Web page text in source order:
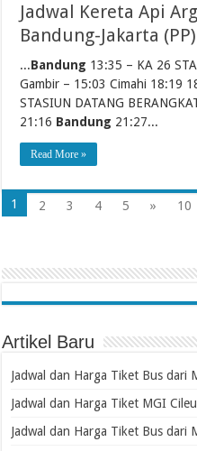
Jadwal Kereta Api
Bandung-Jakarta (PP)
...Bandung 13:35 – KA 26
Gambir – 15:03 Cimahi 18:19
STASIUN DATANG
21:16 Bandung 21:27...
Read More »
1 2 3 4 5 » 10
Artikel Baru
Jadwal dan Harga Tiket Bus dari
Jadwal dan Harga Tiket MGI
Jadwal dan Harga Tiket Bus dari